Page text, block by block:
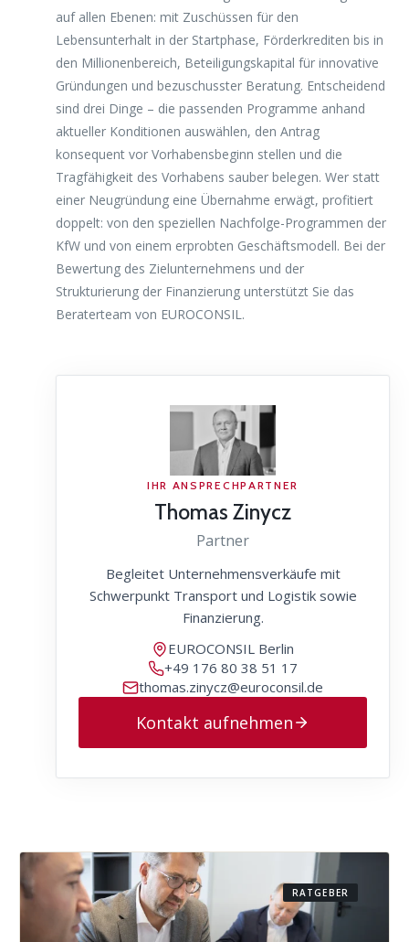
auf allen Ebenen: mit Zuschüssen für den
Lebensunterhalt in der Startphase, Förderkrediten bis in
den Millionenbereich, Beteiligungskapital für innovative
Gründungen und bezuschusster Beratung. Entscheidend
sind drei Dinge – die passenden Programme anhand
aktueller Konditionen auswählen, den Antrag
konsequent vor Vorhabensbeginn stellen und die
Tragfähigkeit des Vorhabens sauber belegen. Wer statt
einer Neugründung eine Übernahme erwägt, profitiert
doppelt: von den speziellen Nachfolge-Programmen der
KfW und von einem erprobten Geschäftsmodell. Bei der
Bewertung des Zielunternehmens und der
Strukturierung der Finanzierung unterstützt Sie das
Beraterteam von EUROCONSIL.
IHR ANSPRECHPARTNER
Thomas Zinycz
Partner
Begleitet Unternehmensverkäufe mit
Schwerpunkt Transport und Logistik sowie
Finanzierung.
EUROCONSIL Berlin
+49 176 80 38 51 17
thomas.zinycz@euroconsil.de
Kontakt aufnehmen
RATGEBER